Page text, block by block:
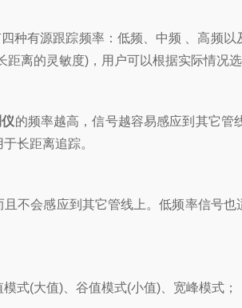
有源跟踪频率：低频、中频 、高频以
距离的灵敏度)，用户可以根据实际情况
的频率越高，信号越容易感应到其它
长距离追踪。
会感应到其它管线上。低频率信号也
(大值)、谷值模式(小值)、宽峰模式；